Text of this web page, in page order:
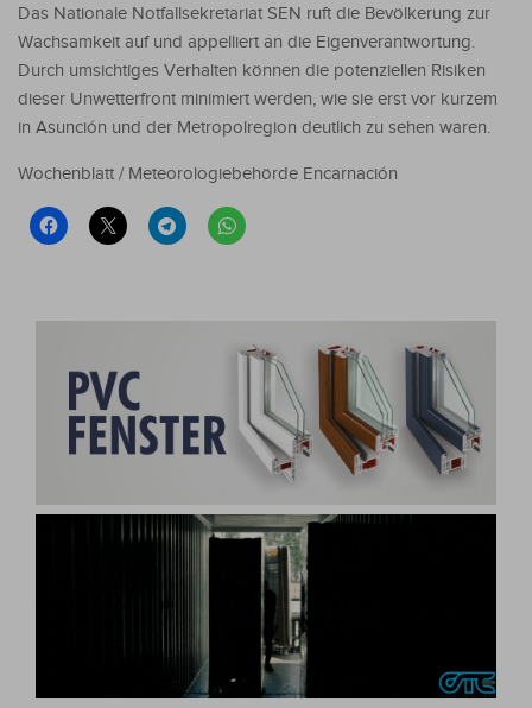
Das Nationale Notfallsekretariat SEN ruft die Bevölkerung zur
Wachsamkeit auf und appelliert an die Eigenverantwortung.
Durch umsichtiges Verhalten können die potenziellen Risiken
dieser Unwetterfront minimiert werden, wie sie erst vor kurzem
in Asunción und der Metropolregion deutlich zu sehen waren.
Wochenblatt / Meteorologiebehörde Encarnación